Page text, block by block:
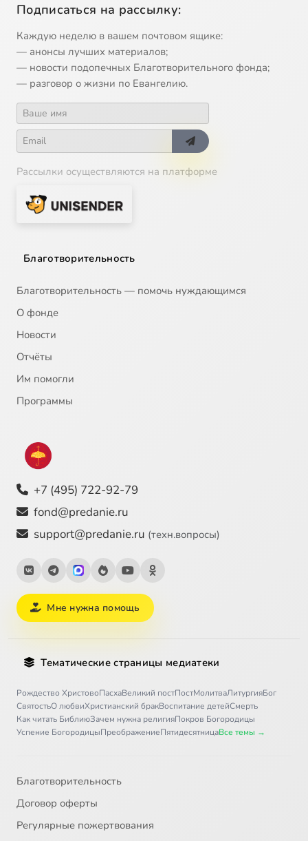
Подписаться на рассылку:
Каждую неделю в вашем почтовом ящике:
— анонсы лучших материалов;
— новости подопечных Благотворительного фонда;
— разговор о жизни по Евангелию.
Рассылки осуществляются на платформе
Благотворительность
Благотворительность — помочь нуждающимся
О фонде
Новости
Отчёты
Им помогли
Программы
+7 (495) 722-92-79
fond@predanie.ru
support@predanie.ru (техн.вопросы)
Мне нужна помощь
Тематические страницы медиатеки
Рождество ХристовоПасхаВеликий постПостМолитваЛитургияБог
СвятостьО любвиХристианский бракВоспитание детейСмерть
Как читать БиблиюЗачем нужна религияПокров Богородицы
Успение БогородицыПреображениеПятидесятницаВсе темы →
Благотворительность
Договор оферты
Регулярные пожертвования